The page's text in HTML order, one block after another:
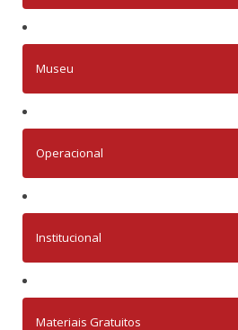
Museu
Operacional
Institucional
Materiais Gratuitos